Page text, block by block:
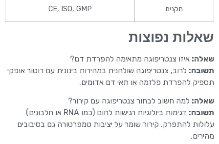
תקנים CE, ISO, GMP
שאלות נפוצות
שאלה: איזו צנטריפוגה מתאימה להפרדת דם?
תשובה: לרוב, צנטריפוגה שולחנית במהירות בינונית עם רוטור אופקי
תספיק להפרדת פלזמה או תאי דם אדומים.
שאלה: למה חשוב לבחור צנטריפוגה עם קירור?
תשובה:
דגימות ביולוגיות רגישות לחום (כמו RNA או חלבונים)
עלולות להתפרק. קירור שומר על יציבות טמפרטורה גם בסיבובים
מהירים.